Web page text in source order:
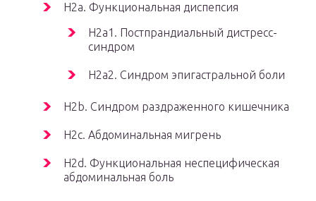
H2a. Функциональная диспепсия
H2a1. Постпрандиальный дистресс-
синдром
H2a2. Синдром эпигастральной боли
H2b. Синдром раздраженного кишечника
H2c. Абдоминальная мигрень
H2d. Функциональная неспецифическая
абдоминальная боль